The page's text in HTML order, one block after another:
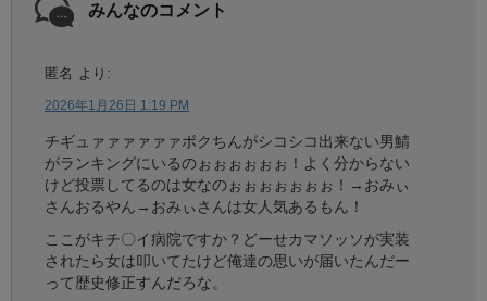
みんなのコメント
匿名 より:
2026年1月26日 1:19 PM
チギュァァァァァァボクちんがシコシコ出来ない男鯖
がランキングにいるのぉぉぉぉぉぉ！よく分からない
けど投票してるのは女なのぉぉぉぉぉぉぉ！→おみぃ
さんおるやん→おみぃさんは女人気あるもん！
ここがキチ〇イ病院ですか？どーせカマソッソが実装
されたら女は叩いてたけど俺達の思いが届いたんだー
って歴史修正すんだろな。